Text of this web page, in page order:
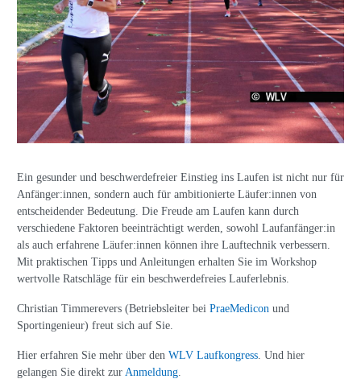
Ein gesunder und beschwerdefreier Einstieg ins Laufen ist nicht nur für
Anfänger:innen, sondern auch für ambitionierte Läufer:innen von
entscheidender Bedeutung. Die Freude am Laufen kann durch
verschiedene Faktoren beeinträchtigt werden, sowohl Laufanfänger:in
als auch erfahrene Läufer:innen können ihre Lauftechnik verbessern.
Mit praktischen Tipps und Anleitungen erhalten Sie im Workshop
wertvolle Ratschläge für ein beschwerdefreies Lauferlebnis.
Christian Timmerevers (Betriebsleiter bei PraeMedicon und
Sportingenieur) freut sich auf Sie.
Hier erfahren Sie mehr über den WLV Laufkongress . Und hier
gelangen Sie direkt zur Anmeldung